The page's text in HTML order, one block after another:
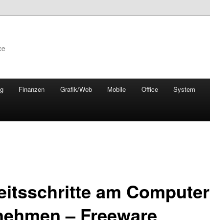
Finanzen Grafik/Web Mobile Office System
am Computer
– Freeware